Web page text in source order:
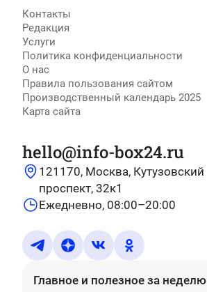
Контакты
Редакция
Услуги
Политика конфиденциальности
О нас
Правила пользования сайтом
Производственный календарь 2025
Карта сайта
hello@info-box24.ru
121170, Москва, Кутузовский
проспект, 32к1
Ежедневно, 08:00–20:00
Главное и полезное за неделю